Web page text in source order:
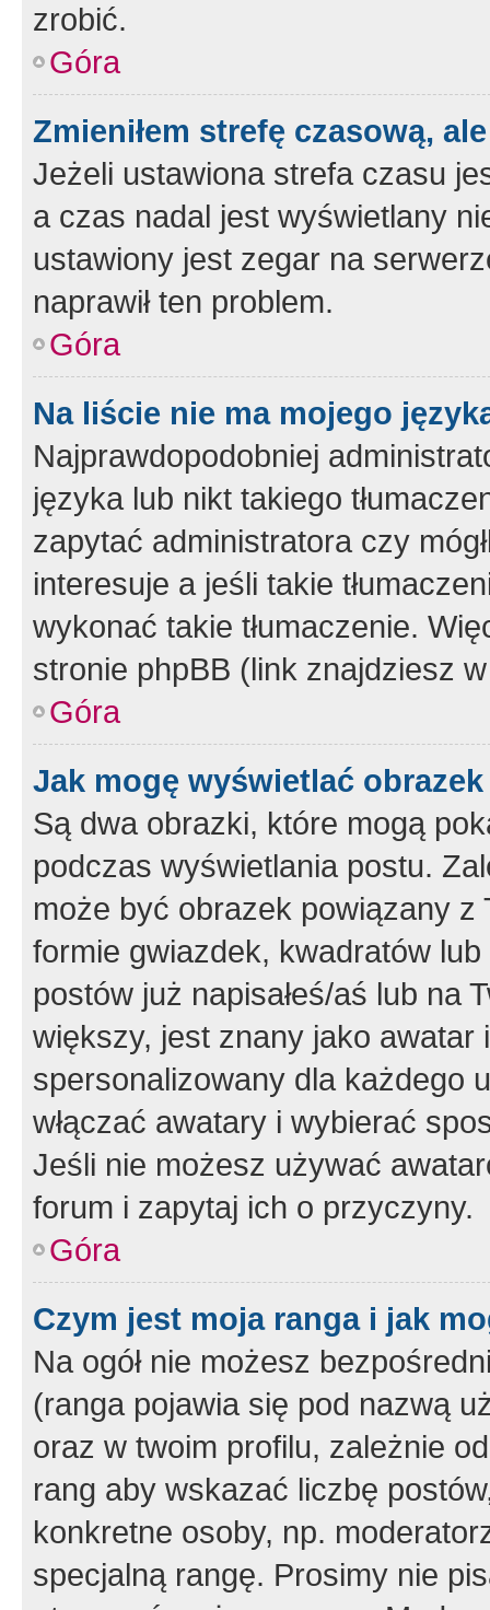
zrobić.
Góra
Zmieniłem strefę czasową,
Jeżeli ustawiona strefa czasu
a czas nadal jest wyświetlany
ustawiony jest zegar na
naprawił ten problem.
Góra
Na liście nie ma mojego
Najprawdopodobniej
języka lub nikt takiego
zapytać administratora czy
interesuje a jeśli takie
wykonać takie tłumaczenie.
stronie phpBB (link znajdziesz
Góra
Jak mogę wyświetlać
Są dwa obrazki, które mogą
podczas wyświetlania postu.
może być obrazek powiązany z
formie gwiazdek, kwadratów
postów już napisałeś/aś lub na
większy, jest znany jako
spersonalizowany dla każdego
włączać awatary i wybierać
Jeśli nie możesz używać
forum i zapytaj ich o przyczyny.
Góra
Czym jest moja ranga i jak
Na ogół nie możesz
(ranga pojawia się pod nazwą
oraz w twoim profilu, zależnie
rang aby wskazać liczbę
konkretne osoby, np.
specjalną rangę. Prosimy nie